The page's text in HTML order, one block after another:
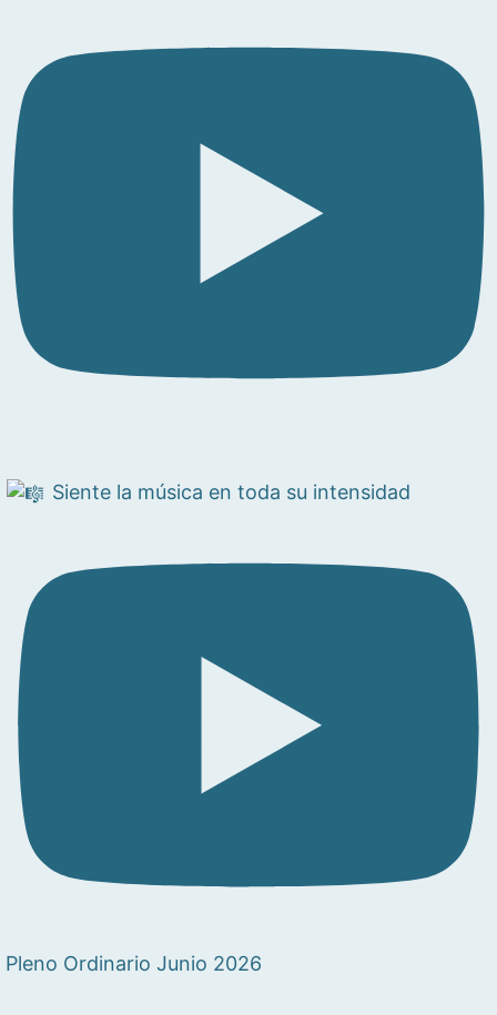
Siente la música en toda su intensidad
Pleno Ordinario Junio 2026